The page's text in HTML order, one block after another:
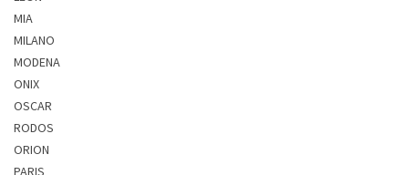
MIA
MILANO
MODENA
ONIX
OSCAR
RODOS
ORION
PARIS